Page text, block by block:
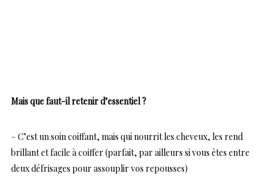
Mais que faut-il retenir d’essentiel ?
– C’est un soin coiffant, mais qui nourrit les cheveux, les rend
brillant et facile à coiffer (parfait, par ailleurs si vous êtes entre
deux défrisages pour assouplir vos repousses)